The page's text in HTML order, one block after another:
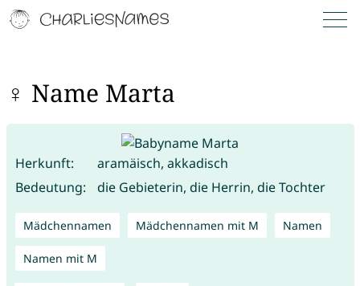
♀ Name Marta
Herkunft:
aramäisch, akkadisch
Bedeutung:
die Gebieterin, die Herrin, die Tochter
Mädchennamen Mädchennamen mit M Namen
Namen mit M